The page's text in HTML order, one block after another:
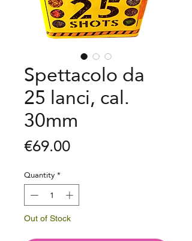
Spettacolo da
25 lanci, cal.
30mm
€69.00Price
Quantity*
Out of Stock